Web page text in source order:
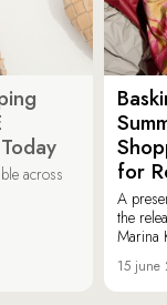
across
for
A
the
Marina
15 june